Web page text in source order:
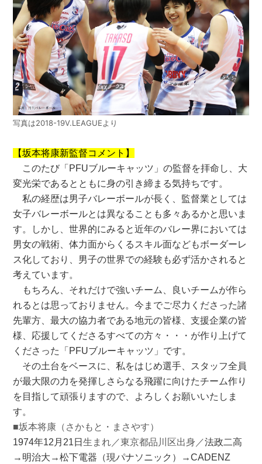
写真は2018-19V.LEAGUEより
【坂本将康新監督コメント】
このたび「PFUブルーキャッツ」の監督を拝命し、大
変光栄であるとともに身の引き締まる気持ちです。
私の経歴は男子バレーボールが長く、監督業としては
女子バレーボールとは異なることも多々あるかと思いま
す。しかし、世界的にみると近年のバレー界においては
男女の戦術、体力面からくるスキル面などもボーダーレ
ス化しており、男子の世界での経験も必ず活かされると
考えています。
もちろん、それだけで強いチーム、良いチームが作ら
れるとは思っておりません。今までご尽力くださった諸
先輩方、最大の協力者である地元の皆様、支援企業の皆
様、応援してくださるすべての方々・・・が作り上げて
くださった「PFUブルーキャッツ」です。
その土台をベースに、私をはじめ選手、スタッフ全員
が最大限の力を発揮しさらなる飛躍に向けたチーム作り
を目指して頑張りますので、よろしくお願いいたしま
す。
■坂本将康（さかもと・まさやす）
1974年12月21日生まれ／東京都品川区出身／法政二高
→明治大→松下電器（現パナソニック）→CADENZ